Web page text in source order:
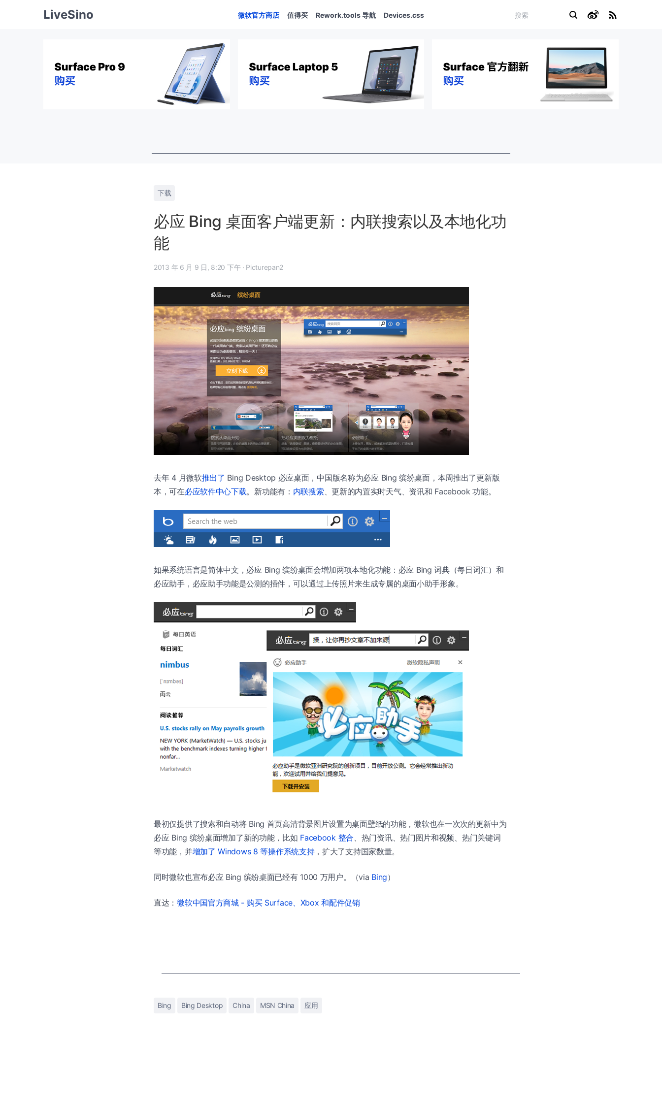
LiveSino 微软官方商店 值得买 Rework.tools 导航 Devices.css
下载
必应 Bing 桌面客户端更新：内联搜索以及本地化功
能
2013 年 6 月 9 日, 8:20 下午 · Picturepan2
去年 4 月微软推出了 Bing Desktop 必应桌面，中国版名称为必应 Bing 缤纷桌面，本周推出了更新版
本，可在必应软件中心下载。新功能有： 内联搜索 、更新的内置实时天气、资讯和 Facebook 功能。
如果系统语言是简体中文，必应 Bing 缤纷桌面会增加两项本地化功能：必应 Bing 词典（每日词汇）和
必应助手，必应助手功能是公测的插件，可以通过上传照片来生成专属的桌面小助手形象。
最初仅提供了搜索和自动将 Bing 首页高清背景图片设置为桌面壁纸的功能，微软也在一次次的更新中为
必应 Bing 缤纷桌面增加了新的功能，比如 Facebook 整合 、热门资讯、热门图片和视频、热门关键词
等功能，并增加了 Windows 8 等操作系统支持，扩大了支持国家数量。
同时微软也宣布必应 Bing 缤纷桌面已经有 1000 万用户。（via Bing）
直达：微软中国官方商城 - 购买 Surface、Xbox 和配件促销
Bing Bing Desktop China MSN China 应用